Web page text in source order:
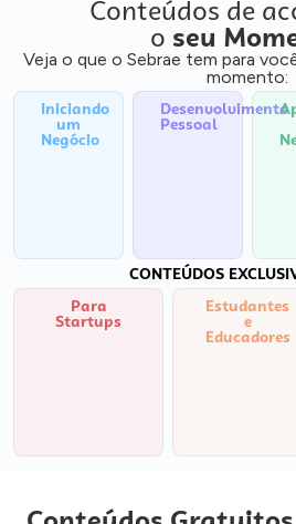
Conteúdos de
o seu
Veja o que o Sebrae tem para
momento:
Iniciando
um
Negócio
Desenvolvimento
Pessoal
CONTEÚDOS
Para
Startups
Estudantes
e
Educadores